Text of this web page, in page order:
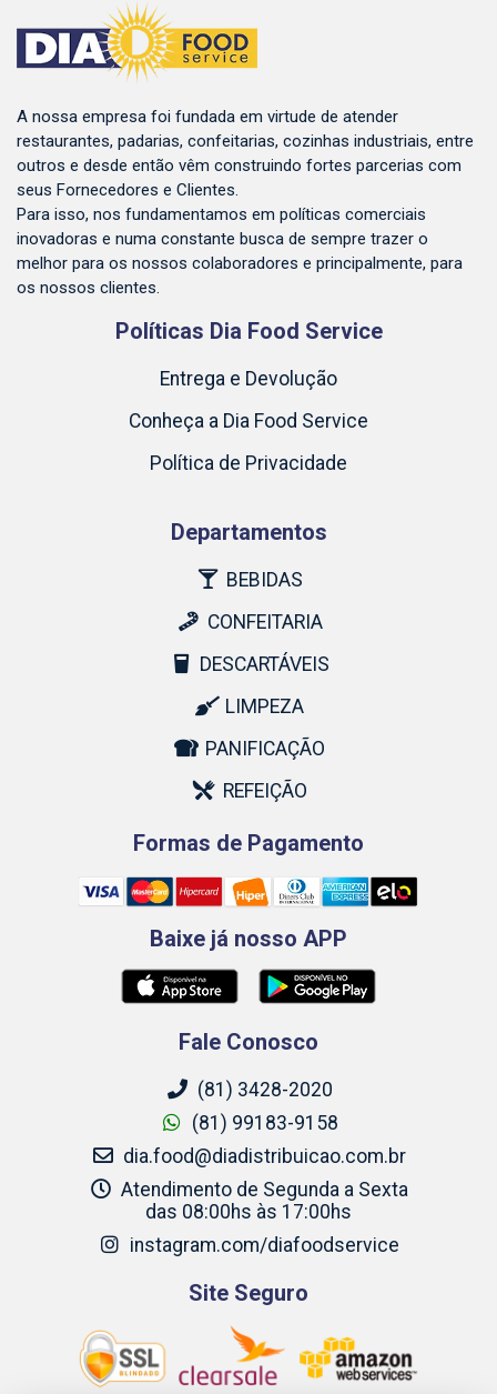
A nossa empresa foi fundada em virtude de atender
restaurantes, padarias, confeitarias, cozinhas industriais, entre
outros e desde então vêm construindo fortes parcerias com
seus Fornecedores e Clientes.
Para isso, nos fundamentamos em políticas comerciais
inovadoras e numa constante busca de sempre trazer o
melhor para os nossos colaboradores e principalmente, para
os nossos clientes.
Políticas Dia Food Service
Entrega e Devolução
Conheça a Dia Food Service
Política de Privacidade
Departamentos
BEBIDAS
CONFEITARIA
DESCARTÁVEIS
LIMPEZA
PANIFICAÇÃO
REFEIÇÃO
Formas de Pagamento
Baixe já nosso APP
Fale Conosco
(81) 3428-2020
(81) 99183-9158
dia.food@diadistribuicao.com.br
Atendimento de Segunda a Sexta
das 08:00hs às 17:00hs
instagram.com/diafoodservice
Site Seguro